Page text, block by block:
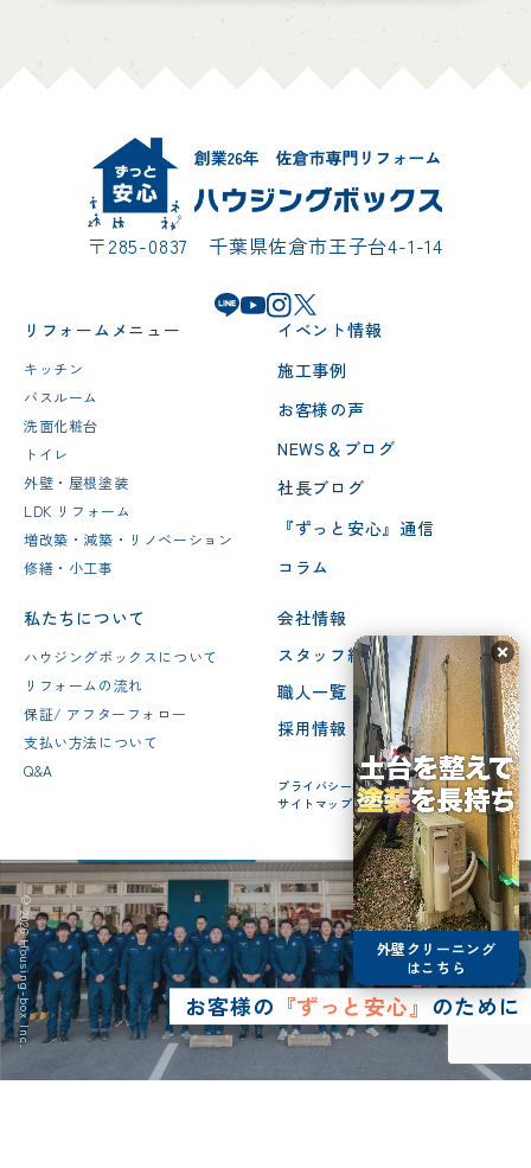
〒285-0837 千葉県佐倉市王子台4-1-14
リフォームメニュー
キッチン
バスルーム
洗面化粧台
トイレ
外壁・屋根塗装
LDK リフォーム
増改築・減築・リノベーション
修繕・小工事
イベント情報
施工事例
お客様の声
NEWS＆ブログ
社長ブログ
『ずっと安心』通信
コラム
私たちについて
ハウジングボックスについて
リフォームの流れ
保証/ アフターフォロー
支払い方法について
Q&A
会社情報
スタッフ紹介
職人一覧
採用情報
プライバシーポリシー
サイトマップ
お客様の 『ずっと安心』のために
© 2026 Housing-box Inc.
外壁クリーニング
はこちら